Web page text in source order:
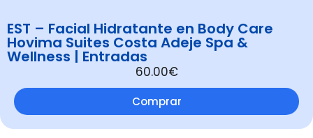
EST – Facial Hidratante en Body Care
Hovima Suites Costa Adeje Spa &
Wellness | Entradas
60.00€
Comprar